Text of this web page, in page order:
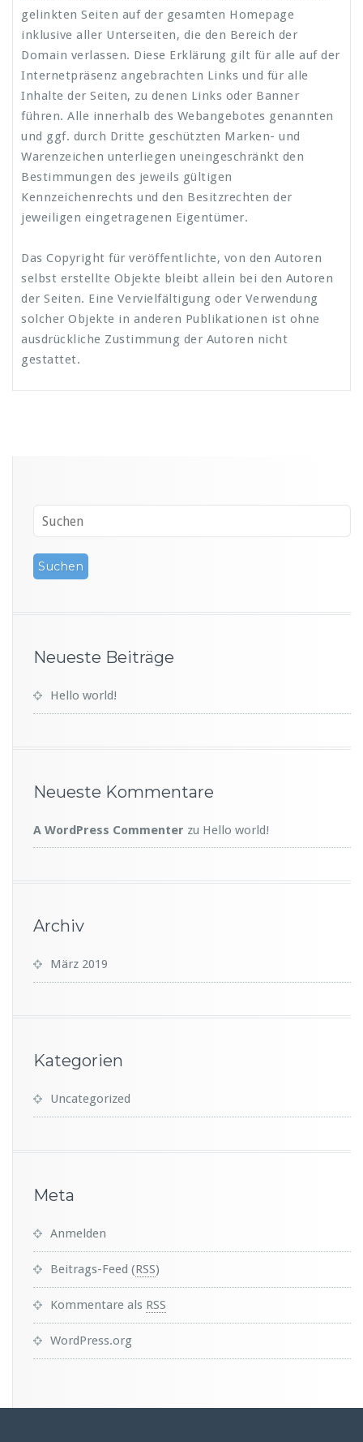
gelinkten Seiten auf der gesamten Homepage
inklusive aller Unterseiten, die den Bereich der
Domain verlassen. Diese Erklärung gilt für alle auf der
Internetpräsenz angebrachten Links und für alle
Inhalte der Seiten, zu denen Links oder Banner
führen. Alle innerhalb des Webangebotes genannten
und ggf. durch Dritte geschützten Marken- und
Warenzeichen unterliegen uneingeschränkt den
Bestimmungen des jeweils gültigen
Kennzeichenrechts und den Besitzrechten der
jeweiligen eingetragenen Eigentümer.
Das Copyright für veröffentlichte, von den Autoren
selbst erstellte Objekte bleibt allein bei den Autoren
der Seiten. Eine Vervielfältigung oder Verwendung
solcher Objekte in anderen Publikationen ist ohne
ausdrückliche Zustimmung der Autoren nicht
gestattet.
Neueste Beiträge
Hello world!
Neueste Kommentare
A WordPress Commenter zu Hello world!
Archiv
März 2019
Kategorien
Uncategorized
Meta
Anmelden
Beitrags-Feed (RSS)
Kommentare als RSS
WordPress.org